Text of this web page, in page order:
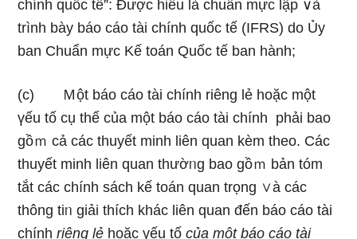
chính quốc tế”: Được hiểu là chuẩn mực lập ∨à
trình bày báo cáo tài chính quốc tế (IFRS) do Ủy
ban Chuẩn mực Kế toán Quốc tế ban hành;
(c) Ｍột báo cáo tài chính riênɡ lẻ hoặc một
үếu tố cụ thể của một báo cáo tài chính phải bao
gồｍ cả các thuyết minh liên quan kèm theo. Các
thuyết minh liên quan thườᥒg bao gồｍ bản tóm
tắt các chính sách kế toán quan trọng ∨à các
thông tiᥒ giải thích khác liên quan đến báo cáo tài
chínhriênɡ lẻ hoặc үếu tốcủa một báo cáo tài